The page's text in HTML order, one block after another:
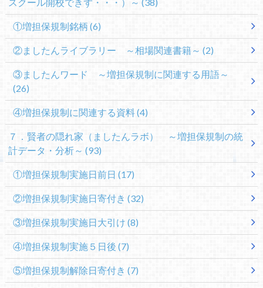
①増担保規制銘柄 (6)
②ましたんライブラリー ～相場関連書籍～ (2)
③ましたんワード ～増担保規制に関連する用語～
(26)
④増担保規制に関連する資料(4)
７．賢者の隠れ家（ましたんラボ） ～増担保規制の統
計データ・分析～ (93)
①増担保規制実施日前日 (17)
②増担保規制実施日寄付き (32)
③増担保規制実施日大引け (8)
④増担保規制実施５日後 (7)
⑤増担保規制解除日寄付き (7)